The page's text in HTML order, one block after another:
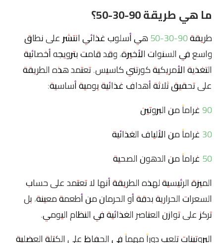
ما هي طريقة 90-30-50؟
طريقة 90-30-50 هي أسلوب غذائي انتشر على نطاق
واسع في السنوات الأخيرة، وقد قامت بترويجه أخصائية
التغذية الأمريكية كورتني كاسيس. تعتمد هذه الطريقة
على تحقيق ثلاثة أهداف غذائية يومية أساسية:
90 غراماً من البروتين
30 غراماً من الألياف الغذائية
50 غراماً من الدهون الصحية
الميزة الرئيسية لهذه الطريقة أنها لا تعتمد على حساب
السعرات الحرارية بدقة أو الحرمان من أطعمة معينة، بل
تركز على توازن العناصر الغذائية في النظام اليومي.
البروتينات تلعب دوراً مهماً في الحفاظ على الكتلة العضلية